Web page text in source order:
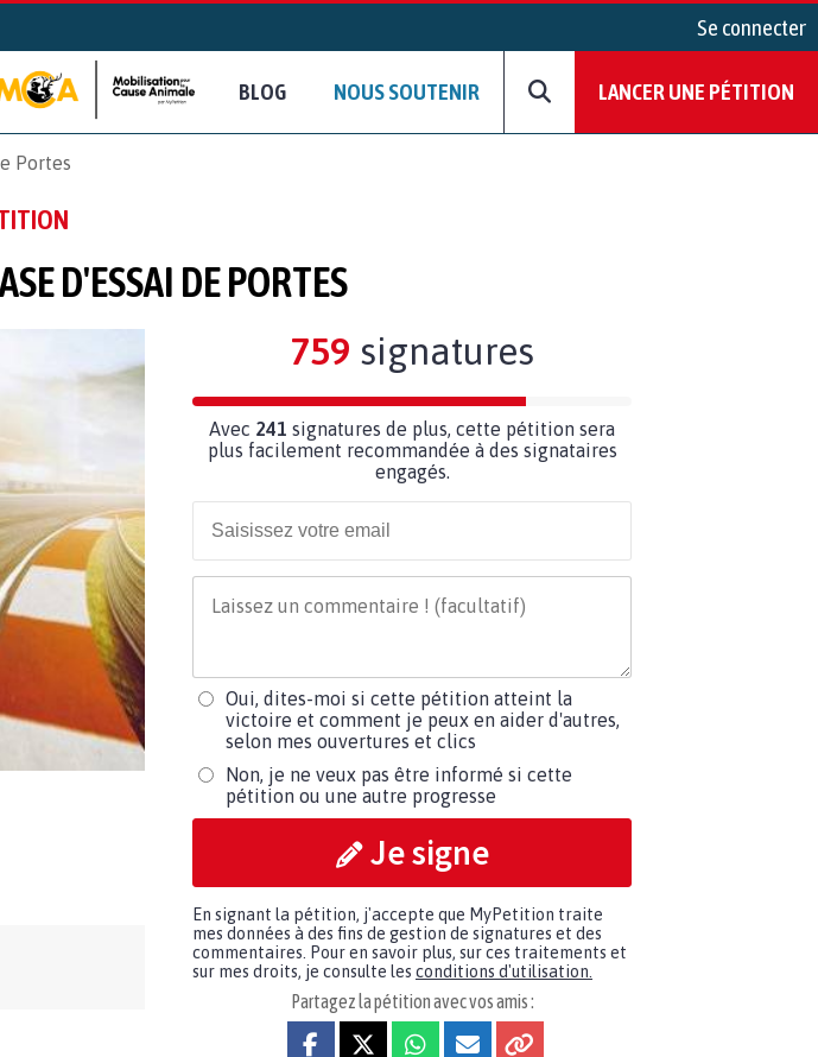
Se connecter
BLOG NOUS SOUTENIR LANCER UNE PÉTITION
Portes
D'ESSAI DE PORTES
759 signatures
Avec 241 signatures de plus, cette pétition sera
plus facilement recommandée à des signataires
engagés.
Oui, dites-moi si cette pétition atteint la
victoire et comment je peux en aider d'autres,
selon mes ouvertures et clics
Non, je ne veux pas être informé si cette
pétition ou une autre progresse
Je signe
En signant la pétition, j'accepte que MyPetition traite
mes données à des fins de gestion de signatures et des
commentaires. Pour en savoir plus, sur ces traitements et
sur mes droits, je consulte les conditions d'utilisation.
Partagez la pétition avec vos amis :